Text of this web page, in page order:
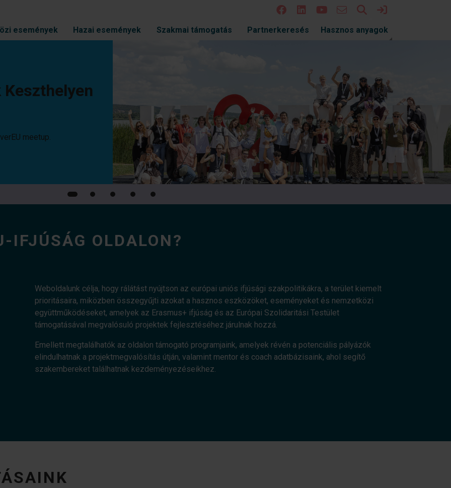
Keresés
események Hazai események Szakmai támogatás Partnerkeresés Hasznos anyagok
Szakmai
gondolkodás az
Nyári Egyetem idei
Az országos szakmai találkozó immáron
meg, ezúttal Győr városában, a Széchenyi István
IFJÚSÁG OLDALON?
Weboldalunk célja, hogy rálátást nyújtson az európai uniós ifjúsági szakpolitikákra, a terület kiemelt
prioritásaira, miközben összegyűjti azokat a hasznos eszközöket, eseményeket és nemzetközi
együttműködéseket, amelyek az Erasmus+ ifjúság és az Európai Szolidaritási Testület
támogatásával megvalósuló projektek fejlesztéséhez járulnak hozzá.
Emellett megtalálhatók az oldalon támogató programjaink, amelyek révén a potenciális pályázók
elindulhatnak a projektmegvalósítás útján, valamint mentor és coach adatbázisaink, ahol segítő
szakembereket találhatnak kezdeményezéseikhez.